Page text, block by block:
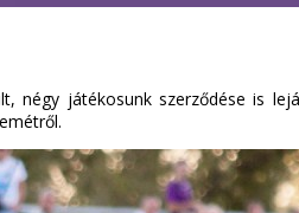
négy játékosunk szerződése is